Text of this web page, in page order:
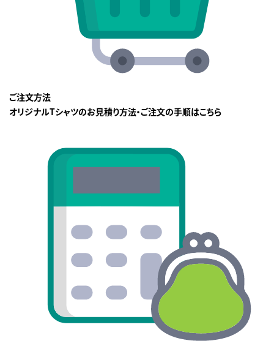
ご注文方法
オリジナルTシャツのお見積り方法・ご注文の手順はこちら